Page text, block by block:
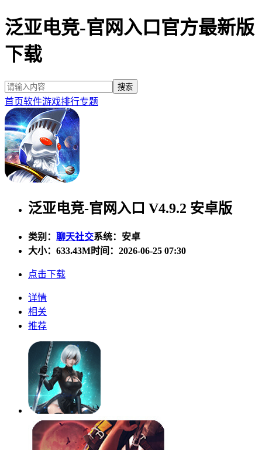
泛亚电竞-官网入口官方最新版
下载
首页软件游戏排行专题
泛亚电竞-官网入口 V4.9.2 安卓版
类别： 聊天社交系统：安卓
大小： 633.43M时间：2026-06-25 07:30
点击下载
详情
相关
推荐